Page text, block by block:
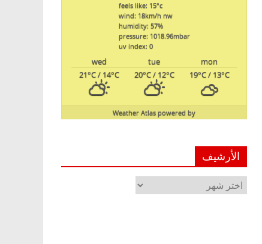
feels like: 15°c
wind: 18km/h nw
humidity: 57%
pressure: 1018.96mbar
uv index: 0
mon
tue
wed
19°C/ 13°C
20°C/ 12°C
21°C/ 14°C
powered by
Weather Atlas
الأرشيف
الأرشيف